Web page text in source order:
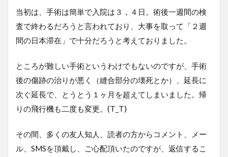
当初は、手術は簡単で入院は３，４日。術後一週間の検
査で終わるだろうと言われており、大事を取って「２週
間の日本滞在」で十分だろうと考えておりました。
ところが難しい手術というわけでもないのですが、手術
後の傷跡の治りが悪く（縫合部分の壊死とか）、延長に
次ぐ延長で、とうとう１ヶ月を超えてしまいました。帰
りの飛行機も二度も変更。(T_T)
その間、多くの友人知人、読者の方からコメント、メー
ル、SMSを頂戴し、ご心配頂いたのですが、返信するこ